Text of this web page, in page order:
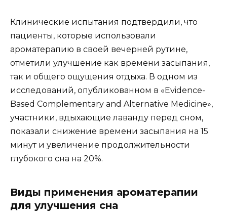
Клинические испытания подтвердили, что
пациенты, которые использовали
ароматерапию в своей вечерней рутине,
отметили улучшение как времени засыпания,
так и общего ощущения отдыха. В одном из
исследований, опубликованном в «Evidence-
Based Complementary and Alternative Medicine»,
участники, вдыхающие лаванду перед сном,
показали снижение времени засыпания на 15
минут и увеличение продолжительности
глубокого сна на 20%.
Виды применения ароматерапии
для улучшения сна